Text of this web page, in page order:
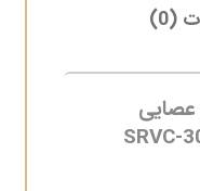
(0)
عصایی